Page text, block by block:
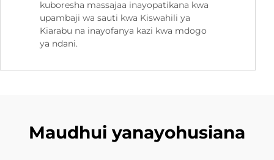
kuboresha massajaa inayopatikana kwa
upambaji wa sauti kwa Kiswahili ya
Kiarabu na inayofanya kazi kwa mdogo
ya ndani.
Maudhui yanayohusiana